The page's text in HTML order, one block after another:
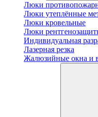
Люки
Люки утеплённые
Люки кровельные
Люки
Индивидуальная
Лазерная резка
Жалюзийные окна и